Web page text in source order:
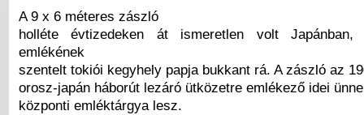
A 9 x 6 méteres zászló
holléte évtizedeken át ismeretlen volt
emlékének
szentelt tokiói kegyhely papja bukkant rá. A zászló az
orosz-japán háborút lezáró ütközetre emlékező idei
központi emléktárgya lesz.